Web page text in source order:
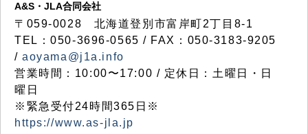
A&S・JLA合同会社
〒 059-0028 北海道登別市富岸町2丁目 8-1
TEL：050-3696-0565 / FAX：050-3183-9205
/aoyama@j1a.info
営業時間：10:00〜17:00 / 定休日：土曜日・日
曜日
※緊急受付24時間365日※
https://www.as-jla.jp